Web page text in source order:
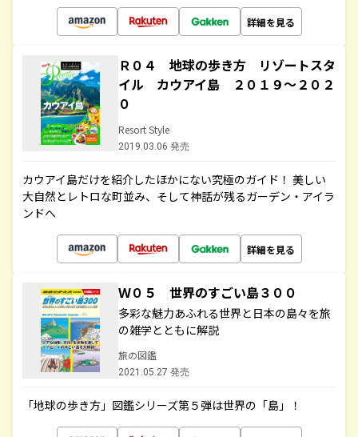
詳細を見る
Ｒ０４ 地球の歩き方 リゾートスタ
イル カウアイ島 ２０１９～２０２
０
Resort Style
2019.03.06 発売
カウアイ島だけを紹介したほかにない究極のガイド！ 美しい
大自然とレトロな町並み、そして神話が残るガーデン・アイラ
ンドへ
詳細を見る
Ｗ０５ 世界のすごい島３００
多彩な魅力あふれる世界と日本の島々を旅
の雑学とともに解説
旅の図鑑
2021.05.27 発売
「地球の歩き方」図鑑シリーズ第５弾は世界の「島」！